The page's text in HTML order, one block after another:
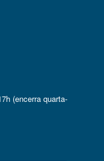
(encerra quarta-